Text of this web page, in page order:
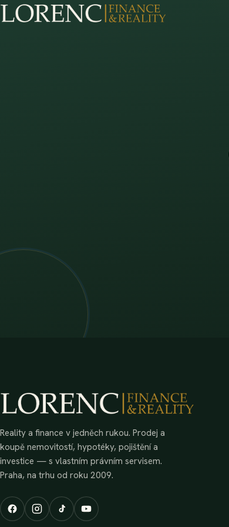
Reality a finance v jedněch rukou. Prodej a
koupě nemovitostí, hypotéky, pojištění a
investice — s vlastním právním servisem.
Praha, na trhu od roku 2009.